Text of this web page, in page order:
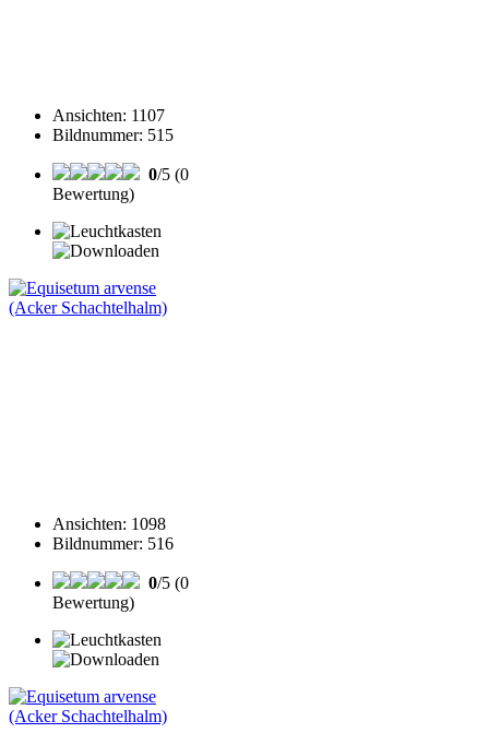
Ansichten: 1107
Bildnummer: 515
0/5 (0
Bewertung)
Ansichten: 1098
Bildnummer: 516
0/5 (0
Bewertung)